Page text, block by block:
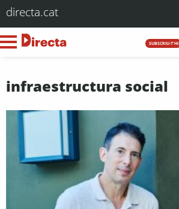
directa.cat
SUBSCRIU-T'HI
infraestructura social